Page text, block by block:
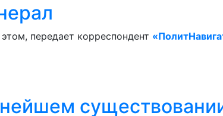
передает корреспондент